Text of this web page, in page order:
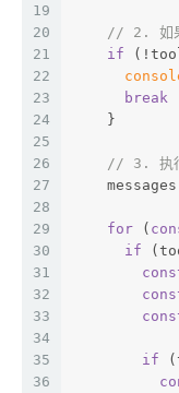
19
20
21
22
23
24
25
26
27
28
29
30
31
32
33
34
35
36
// 2. 如果
if
break
    }
// 3. 执
for (
if
if